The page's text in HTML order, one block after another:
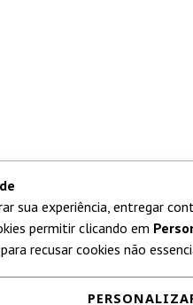
sua experiência, entregar
permitir clicando em
para recusar cookies não